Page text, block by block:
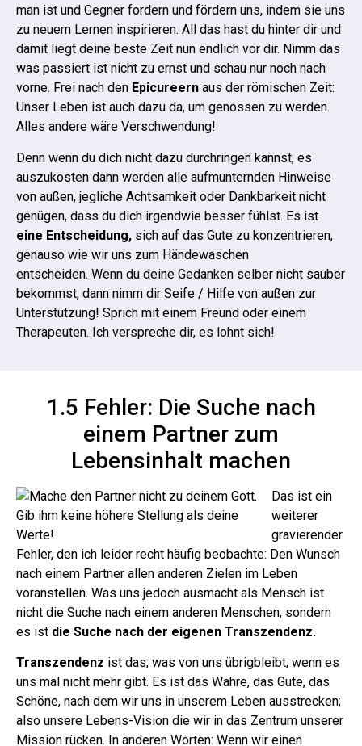
man ist und Gegner fordern und fördern uns, indem sie uns
zu neuem Lernen inspirieren. All das hast du hinter dir und
damit liegt deine beste Zeit nun endlich vor dir. Nimm das
was passiert ist nicht zu ernst und schau nur noch nach
vorne. Frei nach den Epicureern aus der römischen Zeit:
Unser Leben ist auch dazu da, um genossen zu werden.
Alles andere wäre Verschwendung!
Denn wenn du dich nicht dazu durchringen kannst, es
auszukosten dann werden alle aufmunternden Hinweise
von außen, jegliche Achtsamkeit oder Dankbarkeit nicht
genügen, dass du dich irgendwie besser fühlst. Es ist
eine Entscheidung, sich auf das Gute zu konzentrieren,
genauso wie wir uns zum Händewaschen
entscheiden. Wenn du deine Gedanken selber nicht sauber
bekommst, dann nimm dir Seife / Hilfe von außen zur
Unterstützung! Sprich mit einem Freund oder einem
Therapeuten. Ich verspreche dir, es lohnt sich!
1.5 Fehler: Die Suche nach
einem Partner zum
Lebensinhalt machen
Das ist ein
weiterer
gravierender
Fehler, den ich leider recht häufig beobachte: Den Wunsch
nach einem Partner allen anderen Zielen im Leben
voranstellen. Was uns jedoch ausmacht als Mensch ist
nicht die Suche nach einem anderen Menschen, sondern
es ist die Suche nach der eigenen Transzendenz.
Transzendenz ist das, was von uns übrigbleibt, wenn es
uns mal nicht mehr gibt. Es ist das Wahre, das Gute, das
Schöne, nach dem wir uns in unserem Leben ausstrecken;
also unsere Lebens-Vision die wir in das Zentrum unserer
Mission rücken. In anderen Worten: Wenn wir einen